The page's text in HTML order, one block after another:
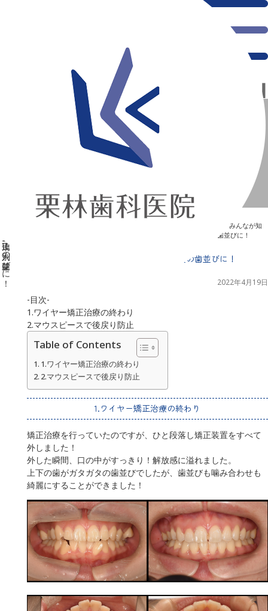
千葉県の新浦安にある歯医者｜【実際の写真あり】ワイヤー矯正で別人の歯並びに！ 【実際の写真あり】ワイヤー矯正で別人の歯並びに！
みんなが知
【実際の写真あり】ワイヤー矯正で別人の歯並びに！
【実際の写真あり】ワイヤー矯正で別人の歯並びに！
2022年4月19日
-目次-
1.ワイヤー矯正治療の終わり
2.マウスピースで後戻り防止
Table of Contents
1.ワイヤー矯正治療の終わり
2.マウスピースで後戻り防止
1.ワイヤー矯正治療の終わり
矯正治療を行っていたのですが、ひと段落し矯正装置をすべて
外しました！
外した瞬間、口の中がすっきり！解放感に溢れました。
上下の歯がガタガタの歯並びでしたが、歯並びも噛み合わせも
綺麗にすることができました！